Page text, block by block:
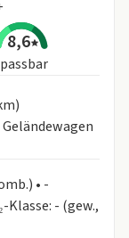
8,6
Geländewagen
• -
Klasse: - (gew.,